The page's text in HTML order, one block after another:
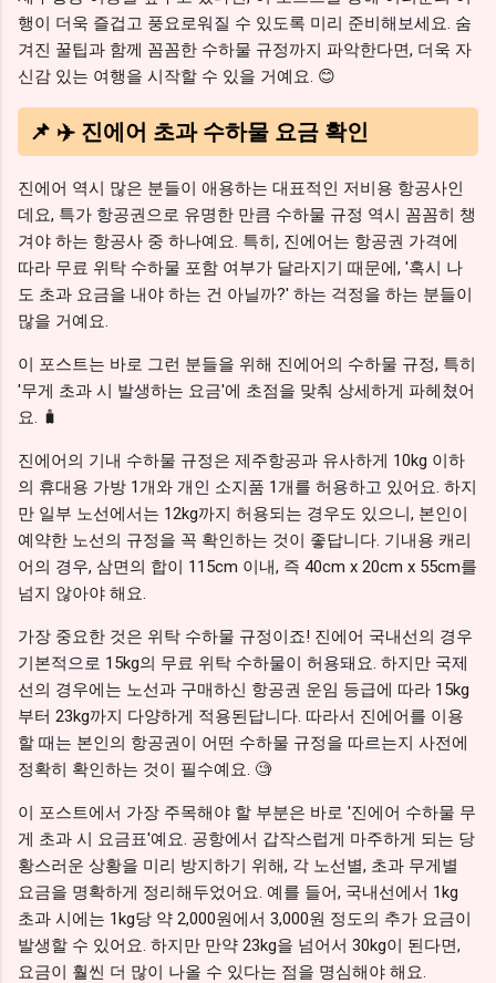
행이 더욱 즐겁고 풍요로워질 수 있도록 미리 준비해보세요. 숨
겨진 꿀팁과 함께 꼼꼼한 수하물 규정까지 파악한다면, 더욱 자
신감 있는 여행을 시작할 수 있을 거예요. 😊
📌 ✈️ 진에어 초과 수하물 요금 확인
진에어 역시 많은 분들이 애용하는 대표적인 저비용 항공사인
데요, 특가 항공권으로 유명한 만큼 수하물 규정 역시 꼼꼼히 챙
겨야 하는 항공사 중 하나예요. 특히, 진에어는 항공권 가격에
따라 무료 위탁 수하물 포함 여부가 달라지기 때문에, '혹시 나
도 초과 요금을 내야 하는 건 아닐까?' 하는 걱정을 하는 분들이
많을 거예요.
이 포스트는 바로 그런 분들을 위해 진에어의 수하물 규정, 특히
'무게 초과 시 발생하는 요금'에 초점을 맞춰 상세하게 파헤쳤어
요. 🧳
진에어의 기내 수하물 규정은 제주항공과 유사하게 10kg 이하
의 휴대용 가방 1개와 개인 소지품 1개를 허용하고 있어요. 하지
만 일부 노선에서는 12kg까지 허용되는 경우도 있으니, 본인이
예약한 노선의 규정을 꼭 확인하는 것이 좋답니다. 기내용 캐리
어의 경우, 삼면의 합이 115cm 이내, 즉 40cm x 20cm x 55cm를
넘지 않아야 해요.
가장 중요한 것은 위탁 수하물 규정이죠! 진에어 국내선의 경우
기본적으로 15kg의 무료 위탁 수하물이 허용돼요. 하지만 국제
선의 경우에는 노선과 구매하신 항공권 운임 등급에 따라 15kg
부터 23kg까지 다양하게 적용된답니다. 따라서 진에어를 이용
할 때는 본인의 항공권이 어떤 수하물 규정을 따르는지 사전에
정확히 확인하는 것이 필수예요. 🧐
이 포스트에서 가장 주목해야 할 부분은 바로 '진에어 수하물 무
게 초과 시 요금표'예요. 공항에서 갑작스럽게 마주하게 되는 당
황스러운 상황을 미리 방지하기 위해, 각 노선별, 초과 무게별
요금을 명확하게 정리해두었어요. 예를 들어, 국내선에서 1kg
초과 시에는 1kg당 약 2,000원에서 3,000원 정도의 추가 요금이
발생할 수 있어요. 하지만 만약 23kg을 넘어서 30kg이 된다면,
요금이 훨씬 더 많이 나올 수 있다는 점을 명심해야 해요.